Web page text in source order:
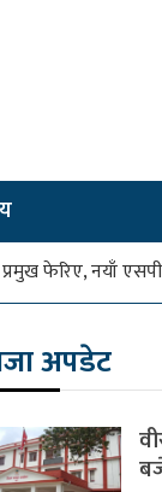
प्रमुख फेरिए, नयाँ
अपडेट